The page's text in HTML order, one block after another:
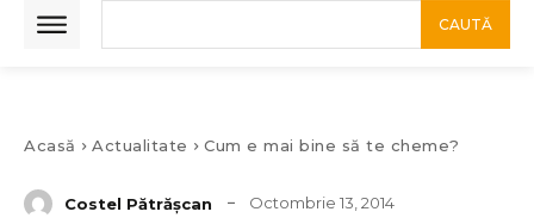
CAUTĂ
Acasă Actualitate Cum e mai bine să te cheme?
Costel Pătrăşcan Octombrie 13, 2014